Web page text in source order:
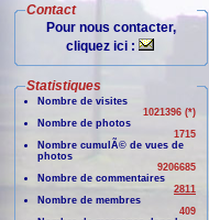
Contact
Pour nous contacter,
cliquez ici :
Statistiques
Nombre de visites
1021396 (*)
Nombre de photos
1715
Nombre cumulÃ© de vues de
photos
9206685
Nombre de commentaires
2811
Nombre de membres
409